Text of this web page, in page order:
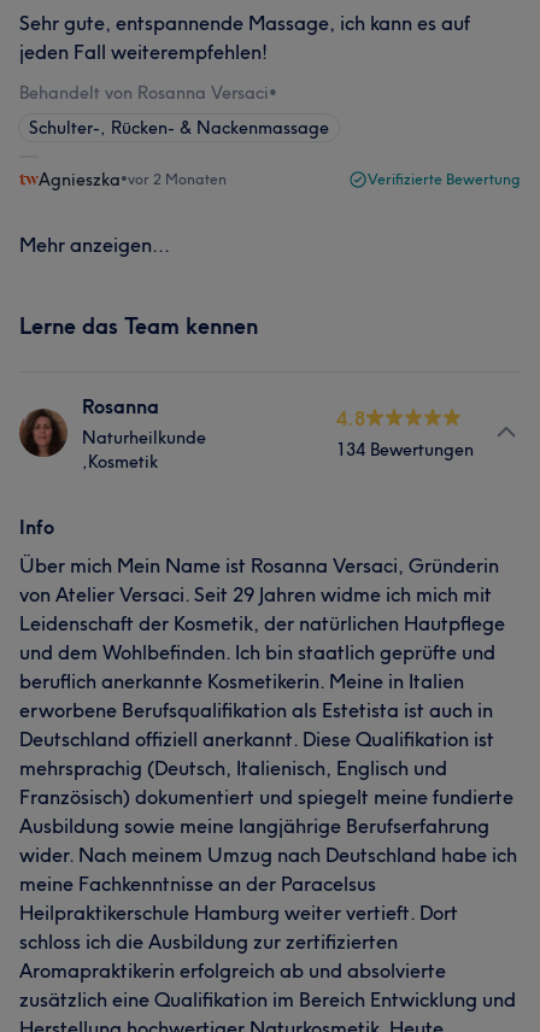
Sehr gute, entspannende Massage, ich kann es auf
jeden Fall weiterempfehlen!
Behandelt von Rosanna Versaci•
Schulter-, Rücken- & Nackenmassage
Agnieszka•vor 2 Monaten Verifizierte Bewertung
Mehr anzeigen...
Lerne das Team kennen
Rosanna
Naturheilkunde
,Kosmetik
4.8
134 Bewertungen
Info
Über mich Mein Name ist Rosanna Versaci, Gründerin
von Atelier Versaci. Seit 29 Jahren widme ich mich mit
Leidenschaft der Kosmetik, der natürlichen Hautpflege
und dem Wohlbefinden. Ich bin staatlich geprüfte und
beruflich anerkannte Kosmetikerin. Meine in Italien
erworbene Berufsqualifikation als Estetista ist auch in
Deutschland offiziell anerkannt. Diese Qualifikation ist
mehrsprachig (Deutsch, Italienisch, Englisch und
Französisch) dokumentiert und spiegelt meine fundierte
Ausbildung sowie meine langjährige Berufserfahrung
wider. Nach meinem Umzug nach Deutschland habe ich
meine Fachkenntnisse an der Paracelsus
Heilpraktikerschule Hamburg weiter vertieft. Dort
schloss ich die Ausbildung zur zertifizierten
Aromapraktikerin erfolgreich ab und absolvierte
zusätzlich eine Qualifikation im Bereich Entwicklung und